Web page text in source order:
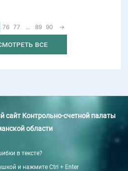
76 77 ... 89 90 →
все
сайт Контрольно-счетной палаты
области
в тексте?
и нажмите Ctrl + Enter